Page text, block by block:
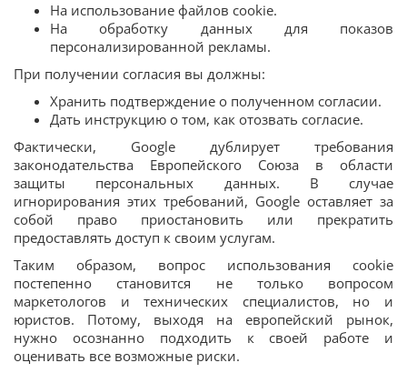
На использование файлов cookie.
На обработку данных для показов
персонализированной рекламы.
При получении согласия вы должны:
Хранить подтверждение о полученном согласии.
Дать инструкцию о том, как отозвать согласие.
Фактически, Google дублирует требования
законодательства Европейского Союза в области
защиты персональных данных. В случае
игнорирования этих требований, Google оставляет за
собой право приостановить или прекратить
предоставлять доступ к своим услугам.
Таким образом, вопрос использования cookie
постепенно становится не только вопросом
маркетологов и технических специалистов, но и
юристов. Потому, выходя на европейский рынок,
нужно осознанно подходить к своей работе и
оценивать все возможные риски.